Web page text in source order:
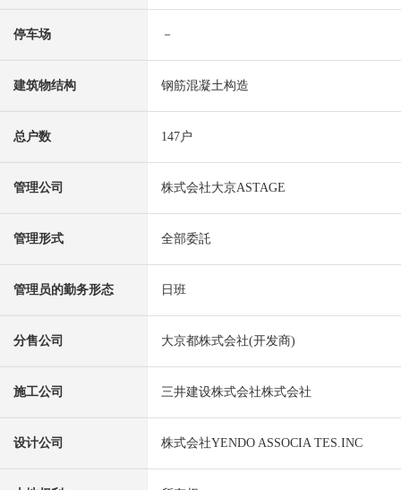
停车场 －
建筑物结构 钢筋混凝土构造
总户数 147户
管理公司 株式会社大京ASTAGE
管理形式 全部委託
管理员的勤务形态 日班
分售公司 大京都株式会社(开发商)
施工公司 三井建设株式会社株式会社
设计公司 株式会社YENDO ASSOCIA TES.INC